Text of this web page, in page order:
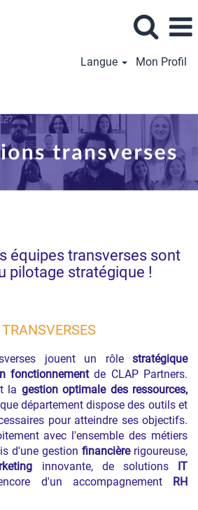
Langue Mon Profil
équipes transverses sont
pilotage stratégique !
jouent un rôle stratégique
fonctionnementde CLAP Partners.
la gestion optimale des ressources,
département dispose des outils et
pour atteindre ses objectifs.
avec l'ensemble des métiers
d'une gestion financière rigoureuse,
innovante, de solutions IT
d'un accompagnement RH